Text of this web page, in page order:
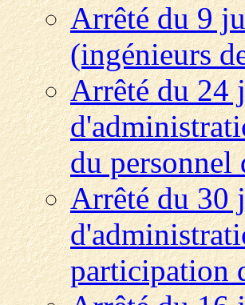
Arrêté du 9
(ingénieurs
Arrêté du 24
du personnel
Arrêté du 30
participation